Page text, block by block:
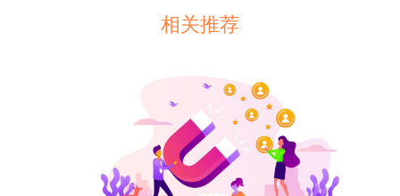
相关推荐